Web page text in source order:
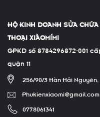
HỘ KINH DOANH SỬA
THOẠI XIÀOMÍMI
GPKD số 8784296872-001
quận 11
256/90/3 Hàn Hải Nguyên,
Phukienxiaomi@gmail.com
0778061341